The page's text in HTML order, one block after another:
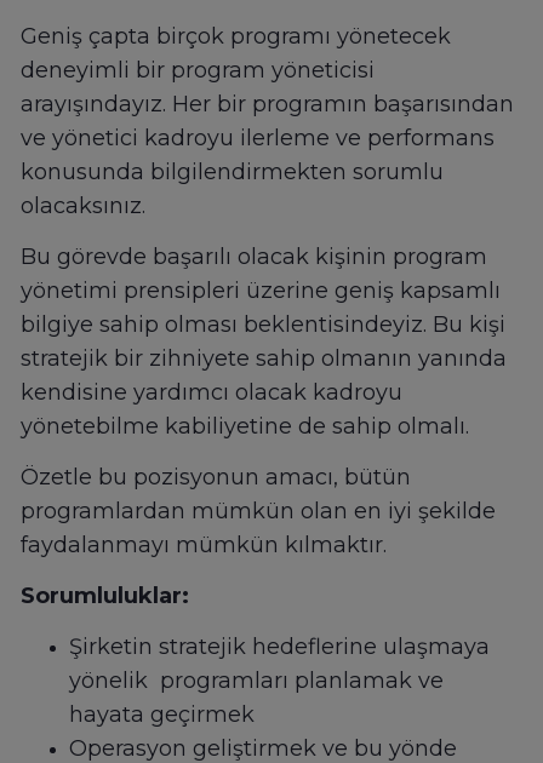
Geniş çapta birçok programı yönetecek
deneyimli bir program yöneticisi
arayışındayız. Her bir programın başarısından
ve yönetici kadroyu ilerleme ve performans
konusunda bilgilendirmekten sorumlu
olacaksınız.
Bu görevde başarılı olacak kişinin program
yönetimi prensipleri üzerine geniş kapsamlı
bilgiye sahip olması beklentisindeyiz. Bu kişi
stratejik bir zihniyete sahip olmanın yanında
kendisine yardımcı olacak kadroyu
yönetebilme kabiliyetine de sahip olmalı.
Özetle bu pozisyonun amacı, bütün
programlardan mümkün olan en iyi şekilde
faydalanmayı mümkün kılmaktır.
Sorumluluklar:
Şirketin stratejik hedeflerine ulaşmaya
yönelik programları planlamak ve
hayata geçirmek
Operasyon geliştirmek ve bu yönde